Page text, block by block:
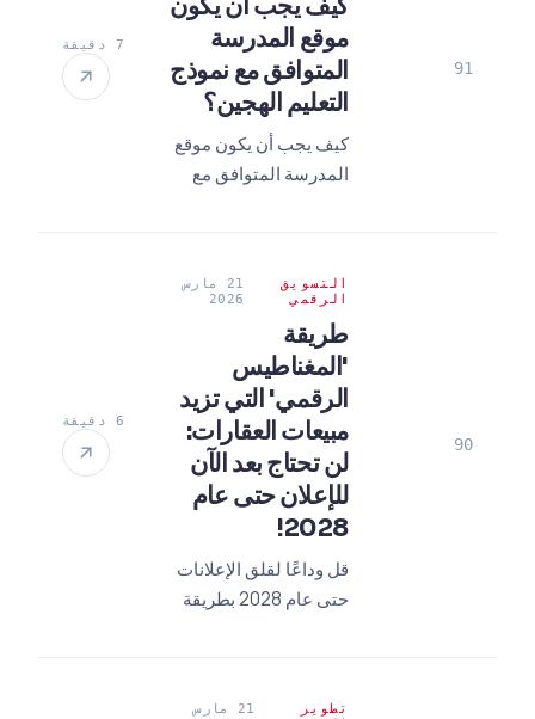
باستخدام استراتيجيات
الإعلانات B2B لعام
2026.
91
موقع المدرسة
المتوافق مع نموذج
التعليم الهجين؟
كيف يجب أن يكون موقع
المدرسة المتوافق مع
واستراتيجيات زيادة
التسجيل. حوّل مدرستك
إلى حرم رقمي!
7 دقيقة
90
التسويق
الرقمي
21 مارس
2026
طريقة
'المغناطيس
الرقمي' التي تزيد
مبيعات العقارات:
لن تحتاج بعد الآن
للإعلان حتى عام
2028!
قل وداعًا لقلق الإعلانات
حتى عام 2028 بطريقة
6 دقيقة
تطوير
21 مارس